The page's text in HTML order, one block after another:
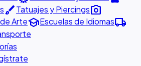
brushTatuajes y Piercingsphoto_camera
ArteschoolEscuelas de Idiomaslocal_shipping